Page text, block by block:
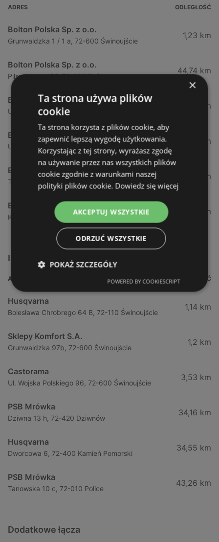
ADRES ODLEGŁOŚĆ
Bolton Polska Sp. z o.o.
Grunwaldzka 1 / 1 a, 72-600 Świnoujście
1,23 km
Bolton Polska Sp. z o.o.
Piłsudskiego 52, 72-009 Police
44,74 km
Bolton Polska Sp. z o.o.
Ul. Policka 11d, 71-837 Szczecin
50,17 km
Bolton Polska Sp. z o.o.
Ul. Modra 114, 71-220 Szczecin
51,53 km
Bolton Polska Sp. z o.o.
Tadeusza Zawadzkiego 143, 71-246 Szczecin
51,94 km
Bolton Polska Sp. z o.o.
Konstytucji 3 - go maja 6, 72-100 Goleniów
52,9 km
Inne sklepy Dla domu i dla ogrodu w pobliżu
ADRES ODLEGŁOŚĆ
Husqvarna
Bolesława Chrobrego 64 B, 72-110 Świnoujście
1,14 km
Sklepy Komfort S.A.
Grunwaldzka 97b, 72-600 Świnoujście
1,2 km
Castorama
Ul. Wojska Polskiego 96, 72-600 Świnoujście
3,53 km
PSB Mrówka
Dziwna 13 h, 72-420 Dziwnów
34,16 km
Husqvarna
Dworcowa 6, 72-400 Kamień Pomorski
34,55 km
PSB Mrówka
Tanowska 10 c, 72-010 Police
43,26 km
Dodatkowe łącza
×
Ta strona używa plików
cookie
Ta strona korzysta z plików cookie, aby
zapewnić lepszą wygodę użytkowania.
Korzystając z tej strony, wyrażasz zgodę
na używanie przez nas wszystkich plików
cookie zgodnie z warunkami naszej
polityki plików cookie. Dowiedz się więcej
AKCEPTUJ WSZYSTKIE
ODRZUĆ WSZYSTKIE
POKAŻ SZCZEGÓŁY
POWERED BY COOKIESCRIPT